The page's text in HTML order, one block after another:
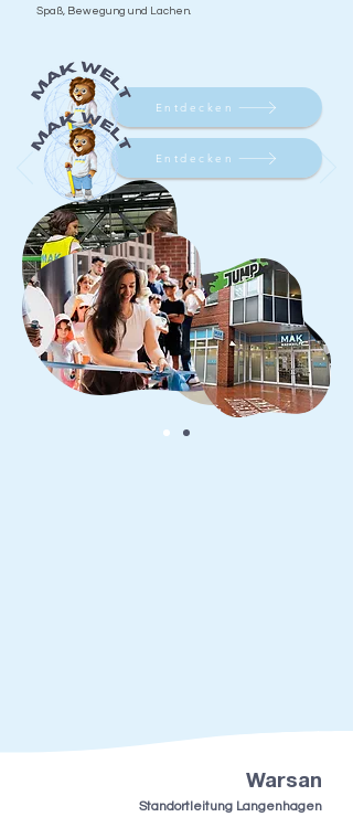
Spaß, Bewegung und Lachen.
Entdecken
Entdecken
Warsan
Standortleitung Langenhagen